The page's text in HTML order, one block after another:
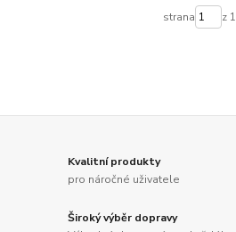
strana z 1
Kvalitní produkty
pro náročné uživatele
Široký výběr dopravy